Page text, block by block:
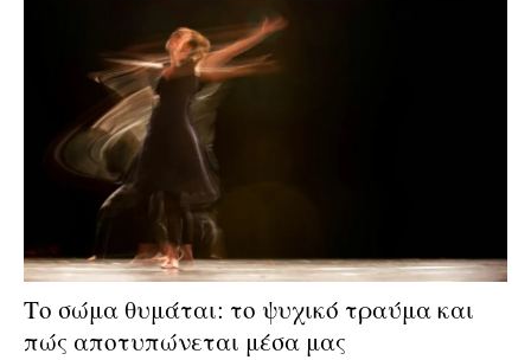
Το σώμα θυμάται: το ψυχικό τραύμα και
πώς αποτυπώνεται μέσα μας